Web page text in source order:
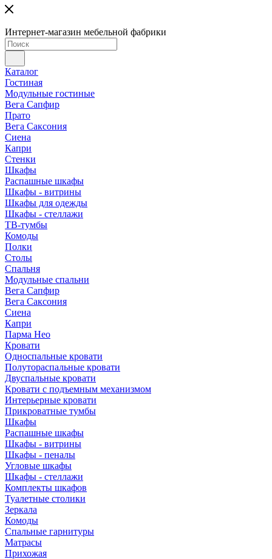
Интернет-магазин мебельной фабрики
Каталог
Гостиная
Модульные гостиные
Вега Сапфир
Прато
Вега Саксония
Сиена
Капри
Стенки
Шкафы
Распашные шкафы
Шкафы - витрины
Шкафы для одежды
Шкафы - стеллажи
ТВ-тумбы
Комоды
Полки
Столы
Спальня
Модульные спальни
Вега Сапфир
Вега Саксония
Сиена
Капри
Парма Нео
Кровати
Односпальные кровати
Полутораспальные кровати
Двуспальные кровати
Кровати с подъемным механизмом
Интерьерные кровати
Прикроватные тумбы
Шкафы
Распашные шкафы
Шкафы - витрины
Шкафы - пеналы
Угловые шкафы
Шкафы - стеллажи
Комплекты шкафов
Туалетные столики
Зеркала
Комоды
Спальные гарнитуры
Матрасы
Прихожая